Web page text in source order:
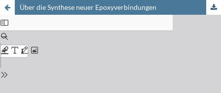
Über die Synthese neuer Epoxyverbindungen